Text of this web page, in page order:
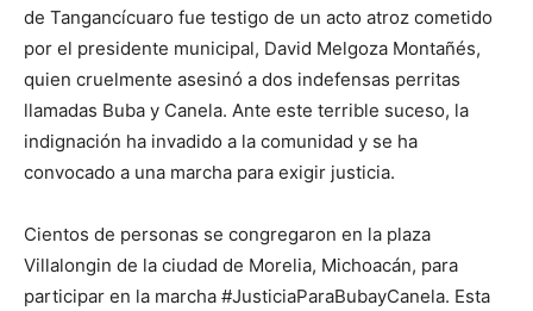
de Tangancícuaro fue testigo de un acto atroz cometido
por el presidente municipal, David Melgoza Montañés,
quien cruelmente asesinó a dos indefensas perritas
llamadas Buba y Canela. Ante este terrible suceso, la
indignación ha invadido a la comunidad y se ha
convocado a una marcha para exigir justicia.
Cientos de personas se congregaron en la plaza
Villalongin de la ciudad de Morelia, Michoacán, para
participar en la marcha #JusticiaParaBubayCanela. Esta